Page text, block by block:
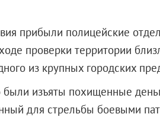
прибыли полицейские
проверки территории
из крупных городских
изъяты похищенные
для стрельбы боевыми